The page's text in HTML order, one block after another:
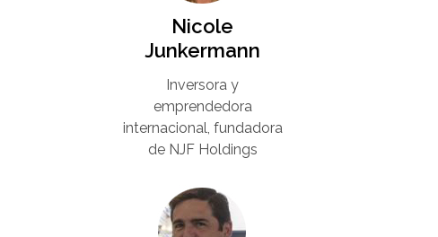
Nicole
Junkermann​
Inversora y
emprendedora
internacional, fundadora
de NJF Holdings